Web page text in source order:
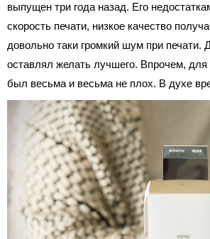
выпущен три года назад. Его
скорость печати, низкое качество
довольно таки громкий шум при печати.
оставлял желать лучшего. Впрочем, для
был весьма и весьма не плох. В духе